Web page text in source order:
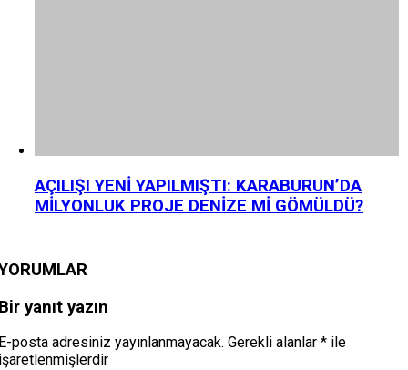
AÇILIŞI YENİ YAPILMIŞTI: KARABURUN’DA
MİLYONLUK PROJE DENİZE Mİ GÖMÜLDÜ?
yanıt yazın
posta adresiniz yayınlanmayacak. Gerekli alanlar * ile